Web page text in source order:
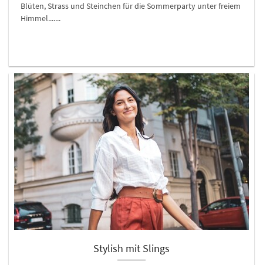
Blüten, Strass und Steinchen für die Sommerparty unter freiem
Himmel.......
Stylish mit Slings